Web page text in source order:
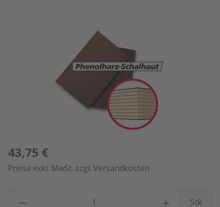
Bildergalerie überspringen
43,75 €
Preise exkl. MwSt. zzgl. Versandkosten
Stk